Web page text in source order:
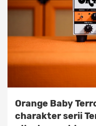
Orange Baby
charakter serii